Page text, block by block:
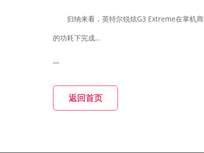
归纳来看，英特尔锐炫G3 Extreme在掌机商
的功耗下完成…
...
返回首页